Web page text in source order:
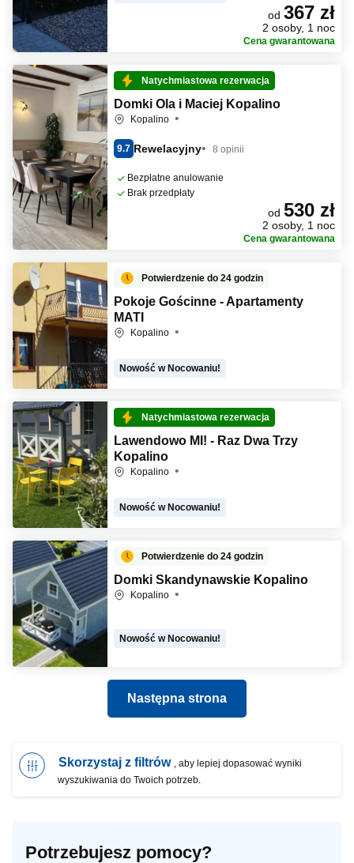
od 367 zł
2 osoby, 1 noc
Cena gwarantowana
Natychmiastowa rezerwacja
Domki Ola i Maciej Kopalino
Kopalino
9.7 Rewelacyjny 8 opinii
Bezpłatne anulowanie
Brak przedpłaty
od 530 zł
2 osoby, 1 noc
Cena gwarantowana
Potwierdzenie do 24 godzin
Pokoje Gościnne - Apartamenty
MATI
Kopalino
Nowość w Nocowaniu!
Natychmiastowa rezerwacja
Lawendowo MI! - Raz Dwa Trzy
Kopalino
Kopalino
Nowość w Nocowaniu!
Potwierdzenie do 24 godzin
Domki Skandynawskie Kopalino
Kopalino
Nowość w Nocowaniu!
Następna strona
Skorzystaj z filtrów , aby lepiej dopasować wyniki
wyszukiwania do Twoich potrzeb.
Potrzebujesz pomocy?